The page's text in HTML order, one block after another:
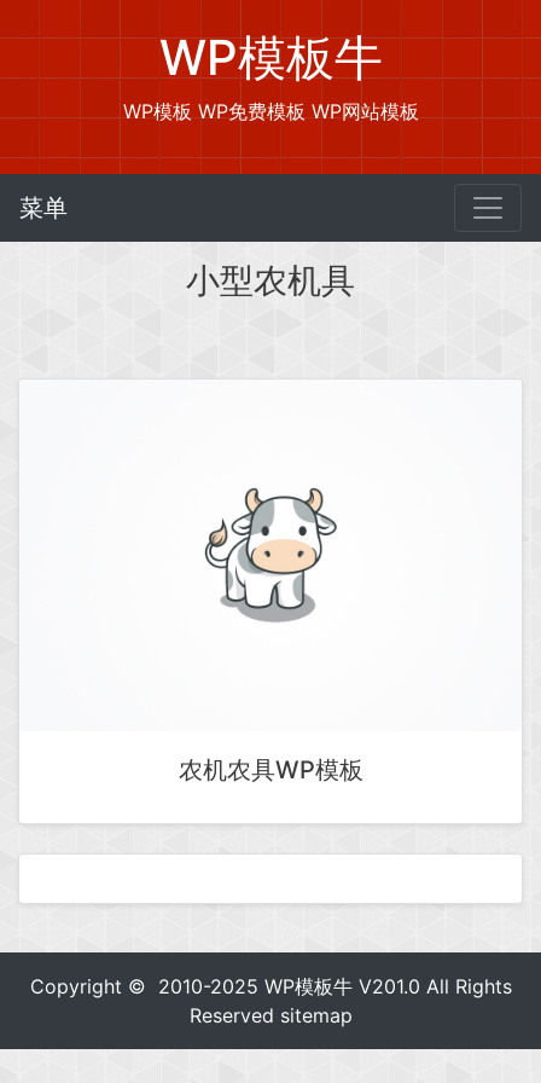
WP模板牛
WP模板 WP免费模板 WP网站模板
菜单
小型农机具
农机农具WP模板
Copyright © 2010-2025 WP模板牛V201.0 All Rights
Reserved sitemap